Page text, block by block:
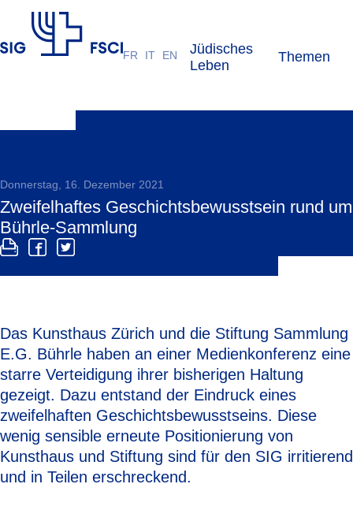
FR IT EN
Jüdisches
Leben
Themen
Donnerstag, 16. Dezember 2021
Zweifelhaftes Geschichtsbewusstsein rund um
Bührle-Sammlung
Das Kunsthaus Zürich und die Stiftung Sammlung
E.G. Bührle haben an einer Medienkonferenz eine
starre Verteidigung ihrer bisherigen Haltung
gezeigt. Dazu entstand der Eindruck eines
zweifelhaften Geschichtsbewusstseins. Diese
wenig sensible erneute Positionierung von
Kunsthaus und Stiftung sind für den SIG irritierend
und in Teilen erschreckend.